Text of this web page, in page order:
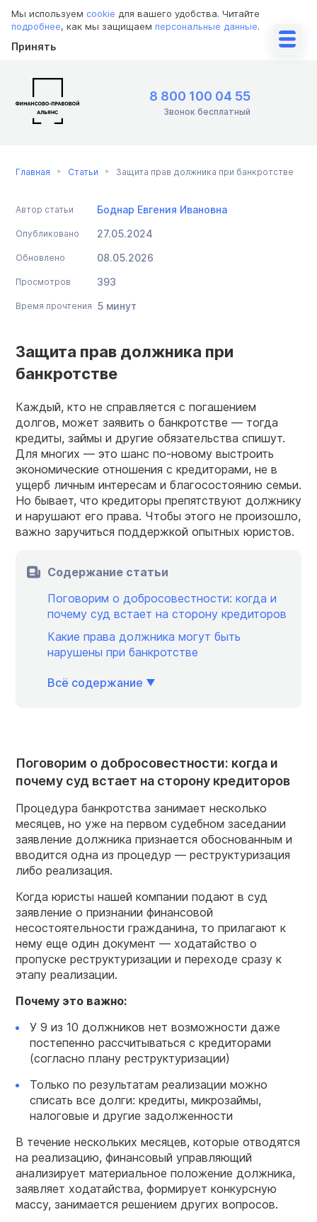
Мы используем cookie для вашего удобства. Читайте
подробнее, как мы защищаем персональные данные.
Принять
8 800 100 04 55
Звонок бесплатный
Главная Статьи Защита прав должника при банкротстве
Автор статьи Боднар Евгения Ивановна
Опубликовано 27.05.2024
Обновлено 08.05.2026
Просмотров 393
Время прочтения 5 минут
Защита прав должника при
банкротстве
Каждый, кто не справляется с погашением
долгов, может заявить о банкротстве — тогда
кредиты, займы и другие обязательства спишут.
Для многих — это шанс по-новому выстроить
экономические отношения с кредиторами, не в
ущерб личным интересам и благосостоянию семьи.
Но бывает, что кредиторы препятствуют должнику
и нарушают его права. Чтобы этого не произошло,
важно заручиться поддержкой опытных юристов.
Содержание статьи
Поговорим о добросовестности: когда и
почему суд встает на сторону кредиторов
Какие права должника могут быть
нарушены при банкротстве
Всё содержание
Поговорим о добросовестности: когда и
почему суд встает на сторону кредиторов
Процедура банкротства занимает несколько
месяцев, но уже на первом судебном заседании
заявление должника признается обоснованным и
вводится одна из процедур — реструктуризация
либо реализация.
Когда юристы нашей компании подают в суд
заявление о признании финансовой
несостоятельности гражданина, то прилагают к
нему еще один документ — ходатайство о
пропуске реструктуризации и переходе сразу к
этапу реализации.
Почему это важно:
У 9 из 10 должников нет возможности даже
постепенно рассчитываться с кредиторами
(согласно плану реструктуризации)
Только по результатам реализации можно
списать все долги: кредиты, микрозаймы,
налоговые и другие задолженности
В течение нескольких месяцев, которые отводятся
на реализацию, финансовый управляющий
анализирует материальное положение должника,
заявляет ходатайства, формирует конкурсную
массу, занимается решением других вопросов.